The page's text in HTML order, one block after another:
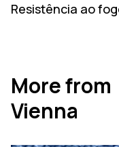
Resistência ao
More from
Vienna